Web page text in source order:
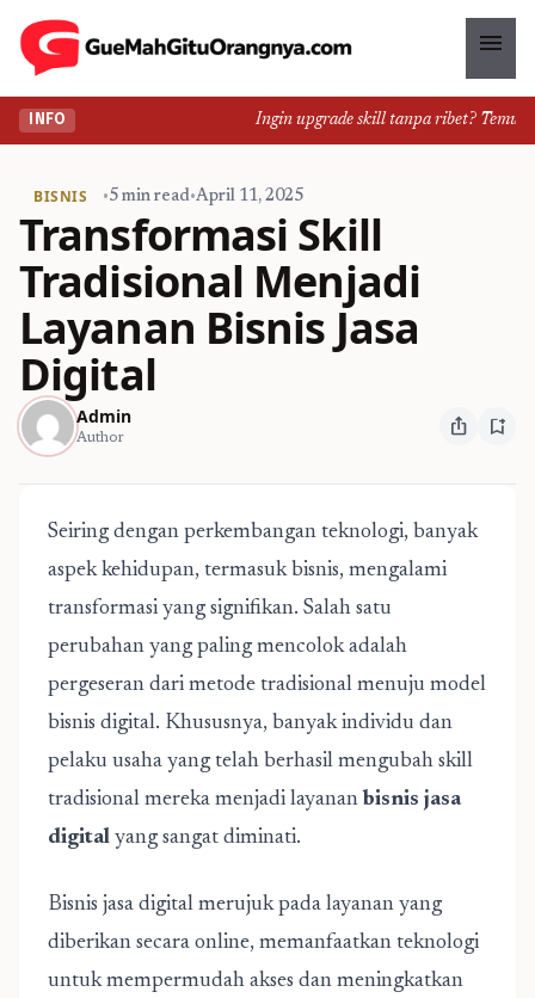
menu
INFO Ingin upgrade skill tanpa ribet?
BISNIS •5 min read•April 11, 2025
Transformasi Skill
Tradisional Menjadi
Layanan Bisnis Jasa
Digital
Admin
Author ios_share bookmark_add
Seiring dengan perkembangan teknologi, banyak
aspek kehidupan, termasuk bisnis, mengalami
transformasi yang signifikan. Salah satu
perubahan yang paling mencolok adalah
pergeseran dari metode tradisional menuju model
bisnis digital. Khususnya, banyak individu dan
pelaku usaha yang telah berhasil mengubah skill
tradisional mereka menjadi layanan bisnis jasa
digital yang sangat diminati.
Bisnis jasa digital merujuk pada layanan yang
diberikan secara online, memanfaatkan teknologi
untuk mempermudah akses dan meningkatkan